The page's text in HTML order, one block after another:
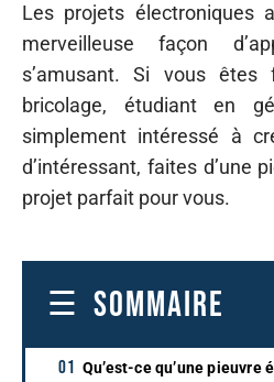
Les projets électroniques
merveilleuse façon
s’amusant. Si vous
bricolage, étudiant en
simplement intéressé à
d’intéressant, faites d’une
projet parfait pour vous.
SOMMAIRE
Qu’est-ce qu’une pieuvre